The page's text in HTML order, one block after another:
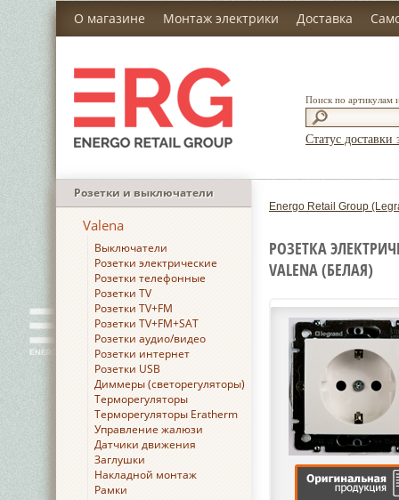
О магазине Монтаж электрики Доставка
Поиск по артикулам
Статус доставки
Розетки и выключатели
Valena
Выключатели
Розетки электрические
Розетки телефонные
Розетки TV
Розетки TV+FM
Розетки TV+FM+SAT
Розетки аудио/видео
Розетки интернет
Розетки USB
Диммеры (светорегуляторы)
Терморегуляторы
Терморегуляторы Eratherm
Управление жалюзи
Датчики движения
Заглушки
Накладной монтаж
Рамки
Energo Retail Group
РОЗЕТКА
VALENA (БЕЛАЯ)